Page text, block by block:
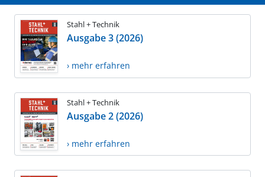
Stahl + Technik
Ausgabe 3 (2026)
› mehr erfahren
Stahl + Technik
Ausgabe 2 (2026)
› mehr erfahren